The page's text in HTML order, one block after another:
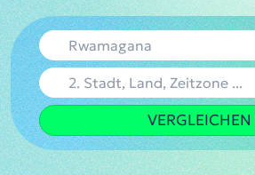
VERGLEICHEN